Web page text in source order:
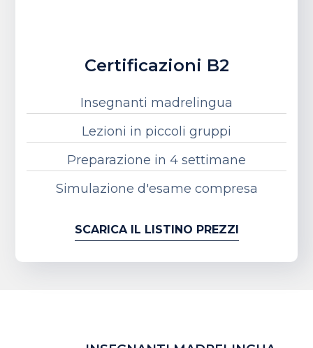
Certificazioni B2
Insegnanti madrelingua
Lezioni in piccoli gruppi
Preparazione in 4 settimane
Simulazione d'esame compresa
SCARICA IL LISTINO PREZZI